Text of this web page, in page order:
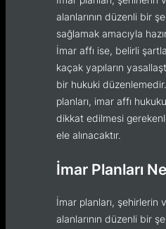
alanlarının düzenli bir
sağlamak amacıyla
İmar affı ise, belirli
kaçak yapıların
bir hukuki
planları, imar affı
dikkat edilmesi
ele alınacaktır.
İmar Planları
İmar planları, şehirlerin
alanlarının düzenli bir